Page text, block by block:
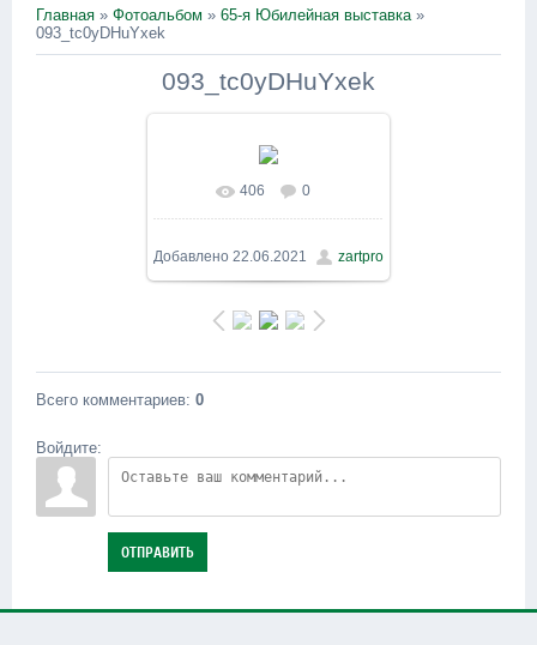
Главная » Фотоальбом » 65-я Юбилейная выставка»
093_tc0yDHuYxek
093_tc0yDHuYxek
В реальном размере
1600x900 / 360.4Kb
406 0
Добавлено 22.06.2021 zartpro
Всего комментариев: 0
Войдите:
ОТПРАВИТЬ